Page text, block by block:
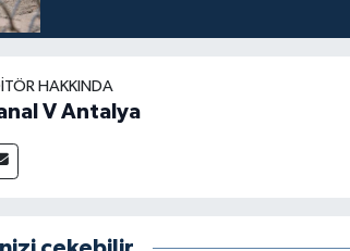
HAKKINDA
V Antalya